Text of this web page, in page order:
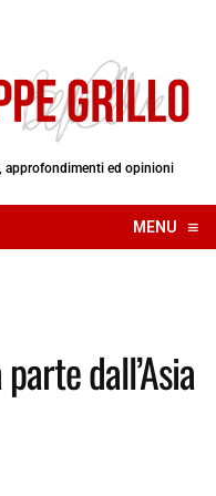
approfondimenti ed opinioni
MENU ≡
☰
dall’Asia